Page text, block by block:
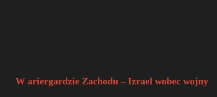
W ariergardzie Zachodu – Izrael wobec wojny